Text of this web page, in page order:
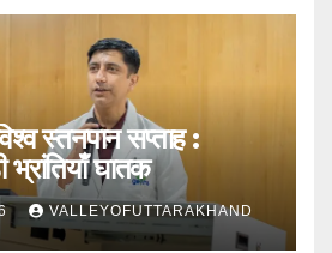
स्तनपान सप्ताह :
घातक
VALLEYOFUTTARAKHAND